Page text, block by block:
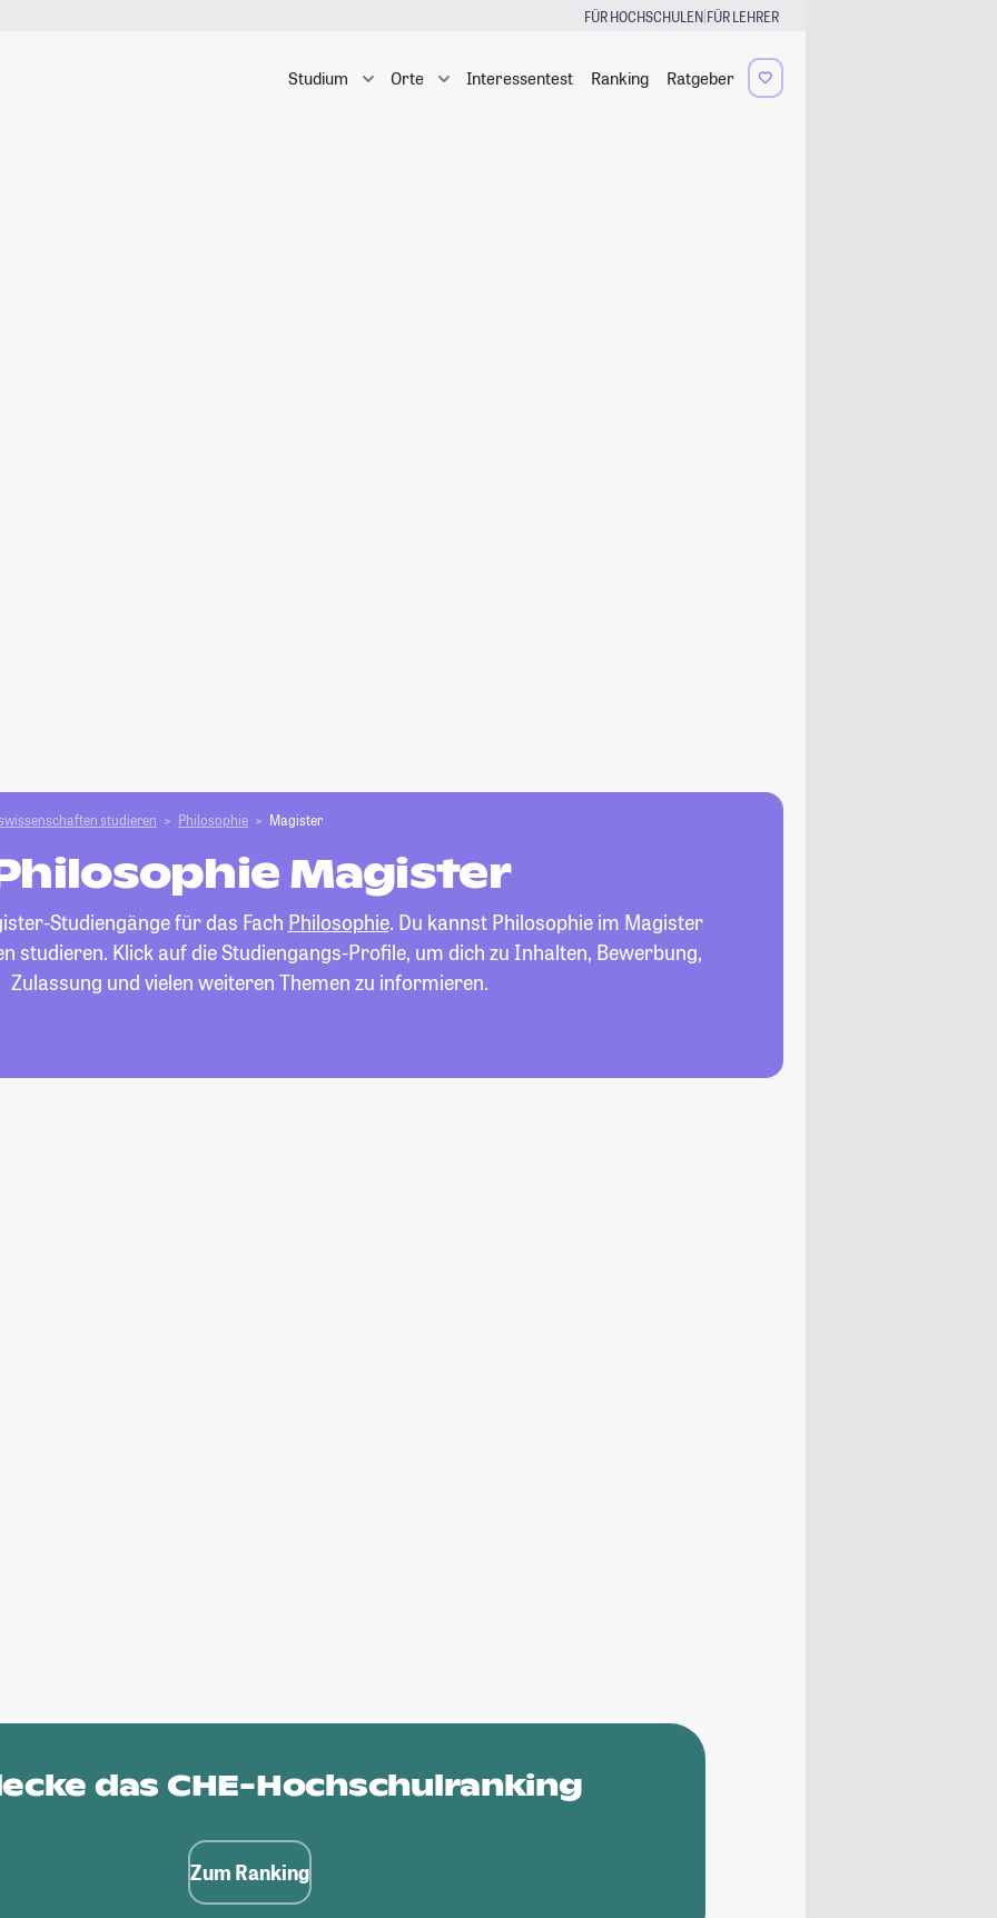
FÜR HOCHSCHULEN|FÜR LEHRER
Studium Orte Interessentest Ranking Ratgeber
studieren Philosophie Magister
Magister
Studiengänge für das Fach Philosophie. Du kannst Philosophie im Magister
studieren. Klick auf die Studiengangs-Profile, um dich zu Inhalten, Bewerbung,
Zulassung und vielen weiteren Themen zu informieren.
das CHE-Hochschulranking
Zum Ranking